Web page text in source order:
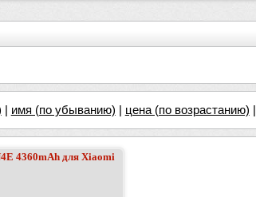
имя (по убыванию) цена (по возрастанию)
4360mAh для Xiaomi